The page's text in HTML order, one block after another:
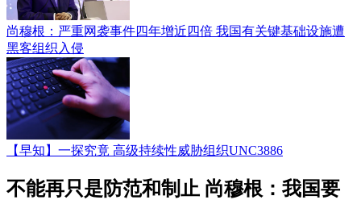
尚穆根：严重网袭事件四年增近四倍 我国有关键基础设施遭
黑客组织入侵
【早知】一探究竟 高级持续性威胁组织UNC3886
不能再只是防范和制止 尚穆根：我国要